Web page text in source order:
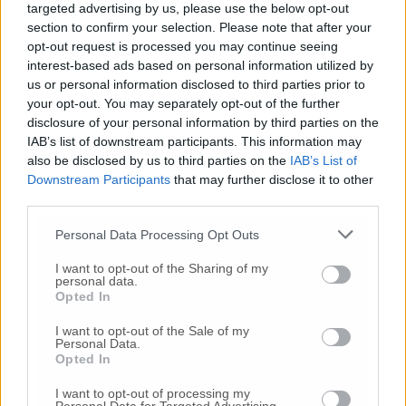
targeted advertising by us, please use the below opt-out
section to confirm your selection. Please note that after your
opt-out request is processed you may continue seeing
interest-based ads based on personal information utilized by
us or personal information disclosed to third parties prior to
your opt-out. You may separately opt-out of the further
disclosure of your personal information by third parties on the
IAB’s list of downstream participants. This information may
also be disclosed by us to third parties on the IAB’s List of
Downstream Participants that may further disclose it to other
Personal Data Processing Opt Outs
I want to opt-out of the Sharing of my
personal data.
Opted In
I want to opt-out of the Sale of my
Personal Data.
Opted In
I want to opt-out of processing my
© RIPRODUZIONE RISERVATA
Vai alla home
Commenti
Nessun commento presente
Commenta